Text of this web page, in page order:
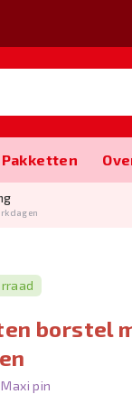
Pakketten
borstel
Maxi pin